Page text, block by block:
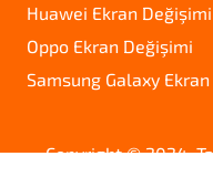
Huawei Ekran Değişimi
Oppo Ekran Değişimi
Samsung Galaxy
Copyright © 2024.